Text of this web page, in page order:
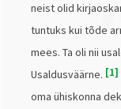
neist olid
tuntuks kui tõde
mees. Ta oli nii
Usaldusväärne. 1
oma ühiskonna